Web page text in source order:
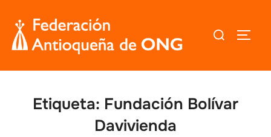
contenido
Buscar:
Etiqueta: Fundación Bolívar
Davivienda